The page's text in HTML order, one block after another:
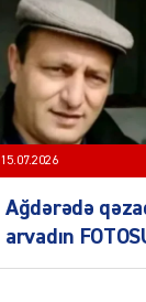
15.07.2026
Ağdərədə
arvadın